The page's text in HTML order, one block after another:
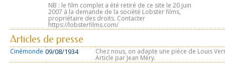
NB : le film complet a été retiré de ce site le 20 juin
2007 à la demande de la société Lobster films,
propriétaire des droits. Contacter
https://lobsterfilms.com/
Articles de presse
Cinémonde 09/08/1934 Chez nous, on adapte une pièce de Louis
Article par Jean Méry.